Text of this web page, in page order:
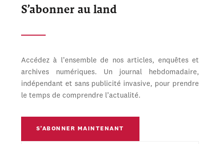
S’abonner au land
Accédez à l’ensemble de nos articles, enquêtes et
archives numériques. Un journal hebdomadaire,
indépendant et sans publicité invasive, pour prendre
le temps de comprendre l’actualité.
S’ABONNER MAINTENANT